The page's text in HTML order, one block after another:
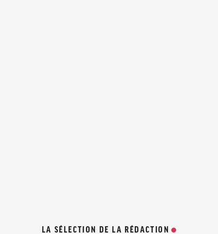
LA SÉLECTION DE LA RÉDACTION